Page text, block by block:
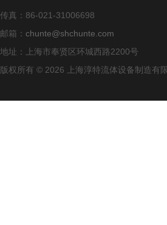
传真：86-021-31006698
邮箱： chunte@shchunte.com
地址：上海市奉贤区环城西路2200号
版权所有 © 2026 上海淳特流体设备制造有